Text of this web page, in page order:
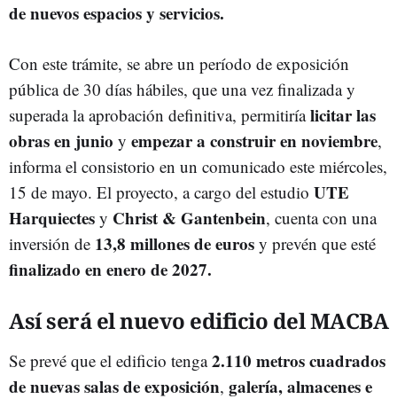
de nuevos espacios y servicios.
Con este trámite, se abre un período de exposición
pública de 30 días hábiles, que una vez finalizada y
superada la aprobación definitiva, permitiríalicitar las
obras en junio y empezar a construir en noviembre,
informa el consistorio en un comunicado este miércoles,
15 de mayo. El proyecto, a cargo del estudio UTE
Harquiectes y Christ & Gantenbein, cuenta con una
inversión de 13,8 millones de euros y prevén que esté
finalizado en enero de 2027.
Así será el nuevo edificio del MACBA
Se prevé que el edificio tenga2.110 metros cuadrados
de nuevas salas de exposición, galería, almacenes e